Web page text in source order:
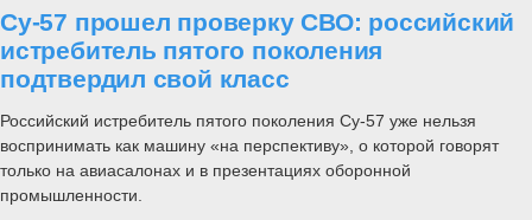
Су-57 прошел проверку СВО: российский
истребитель пятого поколения
подтвердил свой класс
Российский истребитель пятого поколения Су-57 уже нельзя
воспринимать как машину «на перспективу», о которой говорят
только на авиасалонах и в презентациях оборонной
промышленности.